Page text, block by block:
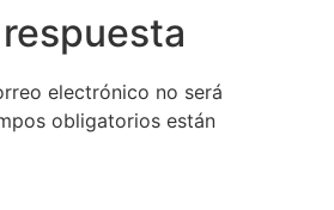
electrónico no será
obligatorios están